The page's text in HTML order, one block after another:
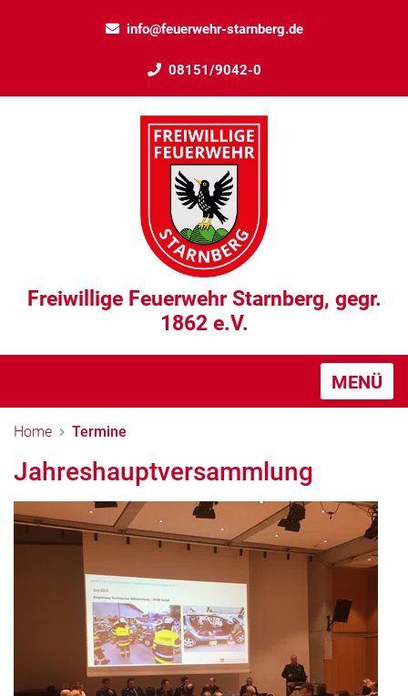
info@feuerwehr-starnberg.de
08151/9042-0
Freiwillige Feuerwehr Starnberg, gegr.
1862 e.V.
MENÜ
Home Termine
Jahreshauptversammlung